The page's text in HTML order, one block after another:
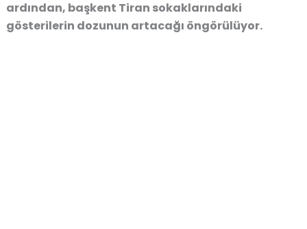
ardından, başkent Tiran sokaklarındaki
gösterilerin dozunun artacağı öngörülüyor.